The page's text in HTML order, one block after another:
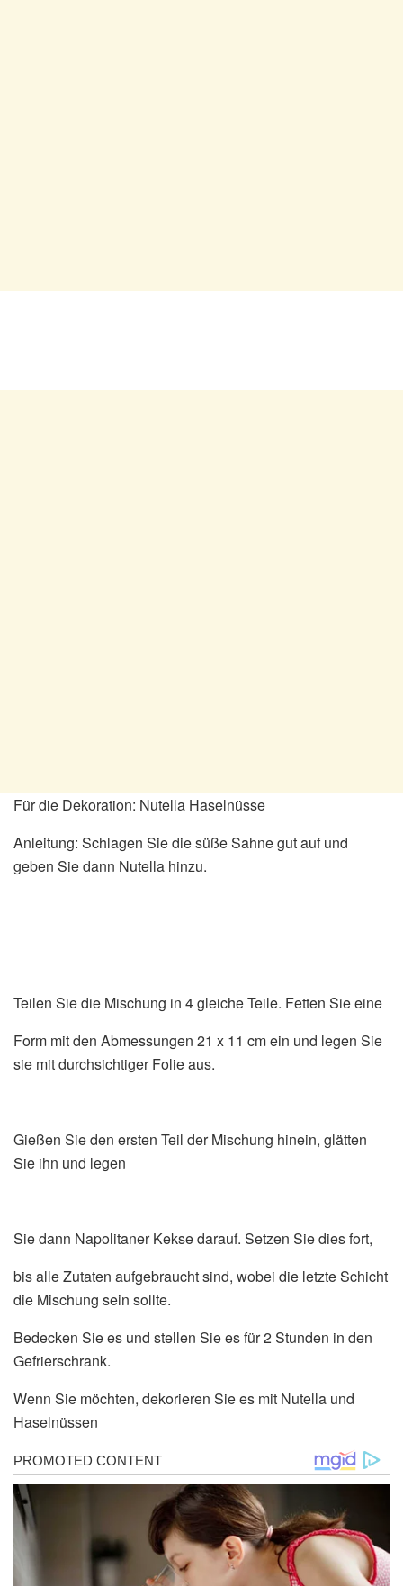
Für die Dekoration: Nutella Haselnüsse
Anleitung: Schlagen Sie die süße Sahne gut auf und
geben Sie dann Nutella hinzu.
Teilen Sie die Mischung in 4 gleiche Teile. Fetten Sie eine
Form mit den Abmessungen 21 x 11 cm ein und legen Sie
sie mit durchsichtiger Folie aus.
Gießen Sie den ersten Teil der Mischung hinein, glätten
Sie ihn und legen
Sie dann Napolitaner Kekse darauf. Setzen Sie dies fort,
bis alle Zutaten aufgebraucht sind, wobei die letzte Schicht
die Mischung sein sollte.
Bedecken Sie es und stellen Sie es für 2 Stunden in den
Gefrierschrank.
Wenn Sie möchten, dekorieren Sie es mit Nutella und
Haselnüssen